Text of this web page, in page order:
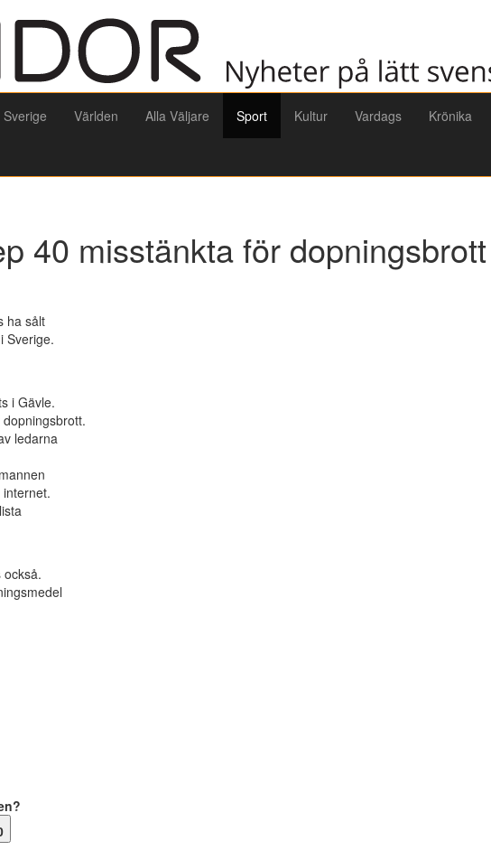
Sverige Världen Alla Väljare Sport Kultur Vardags Krönika
40 misstänkta för dopningsbrott
ha sålt
Sverige.
i Gävle.
ledarna
också.